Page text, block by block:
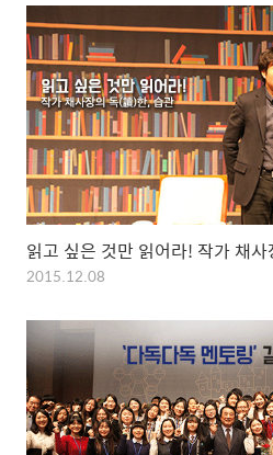
읽고 싶은 것만 읽어라! 작가 채
2015.12.08